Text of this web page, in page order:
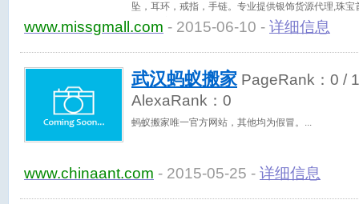
坠，耳环，戒指，手链。专业提供银饰货源代理,珠
批发网, 迎各界朋友莅临参观、指导和业务洽谈。
www.missgmall.com - 2015-06-10 - 详细信息
武汉蚂蚁搬家 PageRank： 0 /
AlexaRank： 0
蚂蚁搬家唯一官方网站，其他均为假冒。
www.chinaant.com - 2015-05-25 - 详细信息